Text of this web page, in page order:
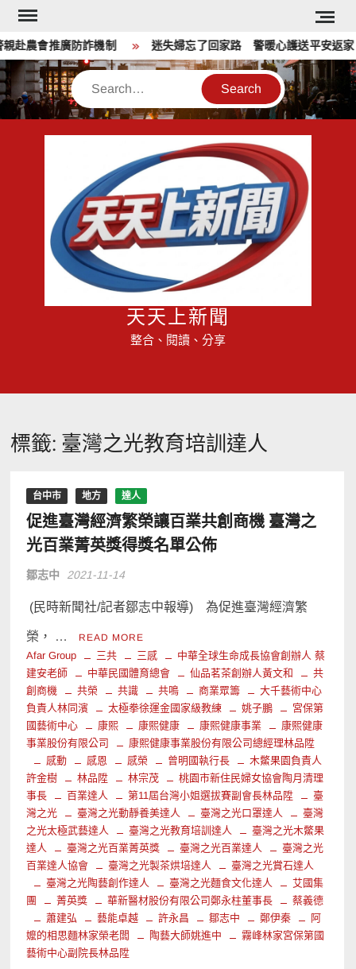
Skip
content
農會推廣防詐機制 迷失婦忘了回家路 警暖心護送平安返家
Search
天天上新聞
整合、閱讀、分享
標籤: 臺灣之光教育培訓達人
台中市 地方 達人
促進臺灣經濟繁榮讓百業共創商機 臺灣之
光百業菁英獎得獎名單公佈
鄒志中 2021-11-14
(民時新聞社/記者鄒志中報導) 為促進臺灣經濟繁
榮， … READ MORE
Afar Group 三共 三感
中華全球生命成長協會創辦人 蔡
建安老師
中華民國體育總會 仙品茗茶創辦人黃文和
共
創商機
共榮 共識 共鳴 商業眾籌
大千藝術中心
負責人林同濱
太極拳徐運金國家級教練 姚子鵬
宮保第
國藝術中心
康熙 康熙健康 康熙健康事業
康熙健康
事業股份有限公司
康熙健康事業股份有限公司總經理林品陞
感動
感恩 感榮 曾明國執行長
木鱉果園負責人
許金樹
林品陞 林宗茂
桃園市新住民婦女協會陶月清理
事長
百業達人 第11屆台灣小姐選拔賽副會長林品陞
臺
灣之光
臺灣之光動靜養美達人 臺灣之光口罩達人
臺灣
之光太極武藝達人
臺灣之光教育培訓達人
臺灣之光木鱉果
達人
臺灣之光百業菁英獎 臺灣之光百業達人
臺灣之光
百業達人協會
臺灣之光製茶烘培達人
臺灣之光賞石達人
臺灣之光陶藝創作達人
臺灣之光麵食文化達人
艾國集
團
菁英獎 華新醫材股份有限公司鄭永柱董事長
蔡義德
蕭建弘
藝能卓越 許永昌 鄒志中 鄭伊秦
阿
嬤的相思麵林家榮老闆
陶藝大師姚進中
霧峰林家宮保第國
藝術中心副院長林品陞